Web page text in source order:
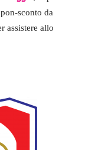
sconto da
assistere allo